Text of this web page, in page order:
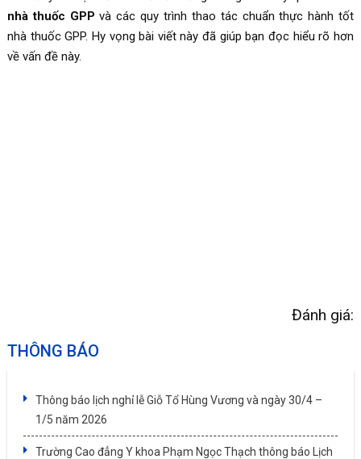
nhà thuốc GPP và các quy trình thao tác chuẩn thực hành tốt
nhà thuốc GPP. Hy vọng bài viết này đã giúp bạn đọc hiểu rõ hơn
về vấn đề này.
Đánh giá:
THÔNG BÁO
Thông báo lịch nghỉ lễ Giỗ Tổ Hùng Vương và ngày 30/4 –
1/5 năm 2026
Trường Cao đẳng Y khoa Phạm Ngọc Thạch thông báo Lịch